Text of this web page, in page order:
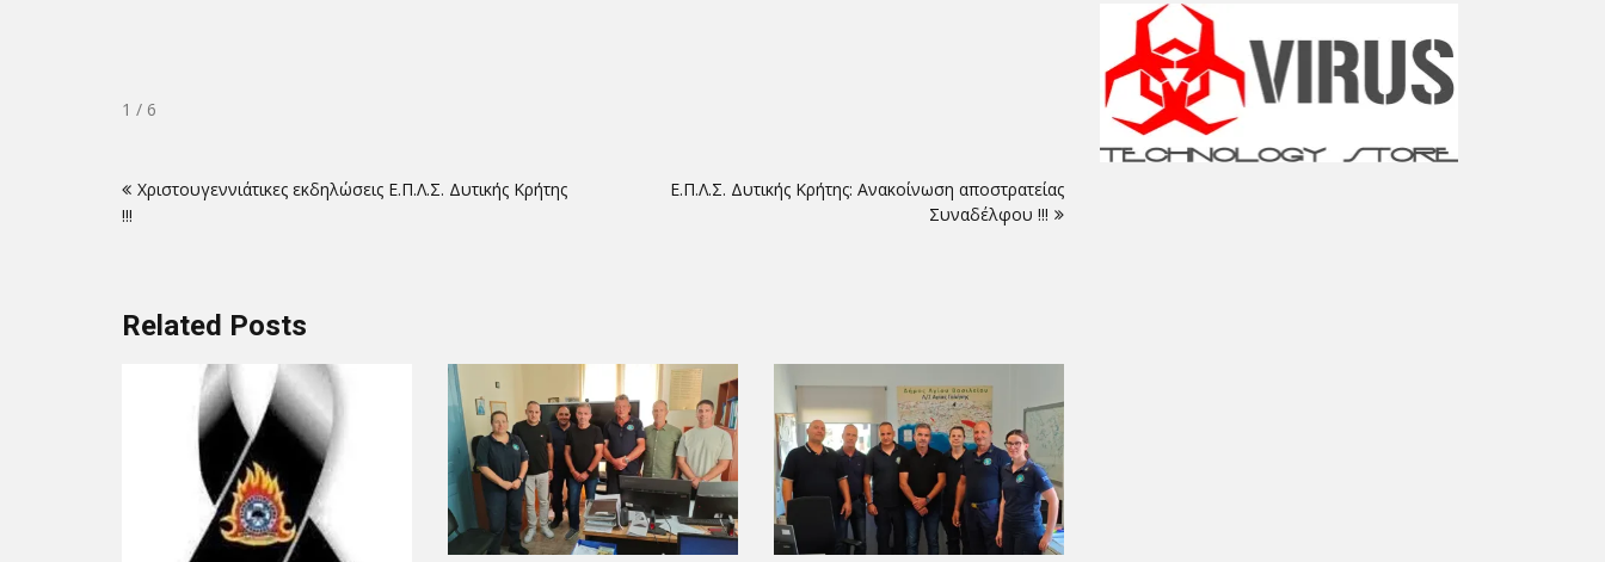
1 / 6
άρθρων
Χριστουγεννιάτικες εκδηλώσεις Ε.Π.Λ.Σ. Δυτικής Κρήτης
!!!
Ε.Π.Λ.Σ. Δυτικής Κρήτης: Ανακοίνωση αποστρατείας
Συναδέλφου !!!
Related Posts